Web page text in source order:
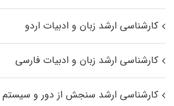
کارشناسی ارشد زبان و ادبیات اردو
کارشناسی ارشد زبان و ادبیات فارسی
کارشناسی ارشد سنجش از دور و سیستم